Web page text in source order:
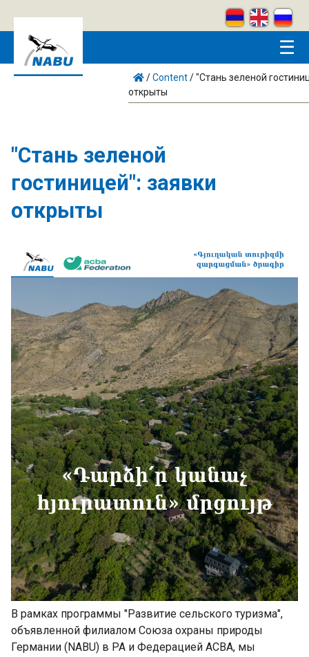
☰
/Content/"Стань зеленой
открыты
"Стань зеленой
гостиницей": заявки
открыты
В рамках программы "Развитие сельского туризма",
объявленной филиалом Союза охраны природы
Германии (NABU) в РА и Федерацией ACBA, мы